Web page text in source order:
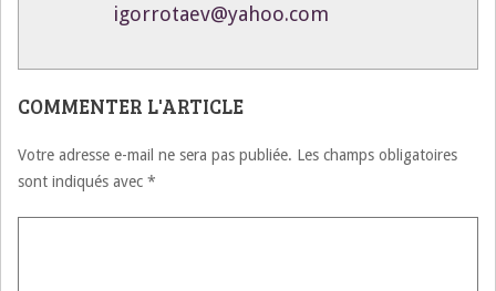
igorrotaev@yahoo.com
COMMENTER L'ARTICLE
Votre adresse e-mail ne sera pas publiée. Les champs obligatoires
sont indiqués avec *